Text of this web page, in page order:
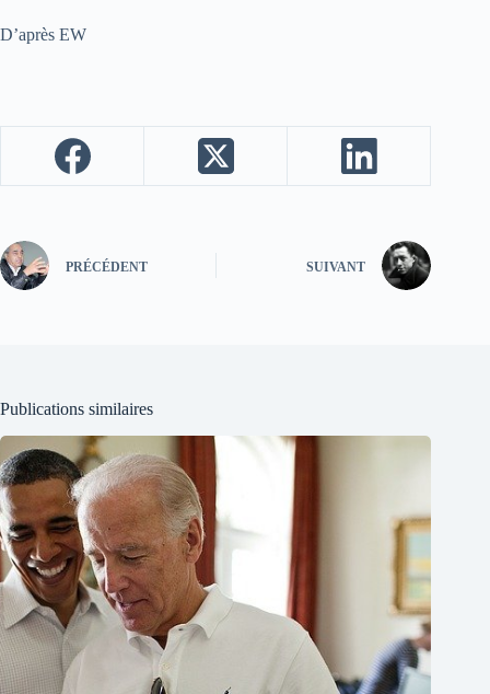
D’après EW
PRÉCÉDENT SUIVANT
Publications similaires